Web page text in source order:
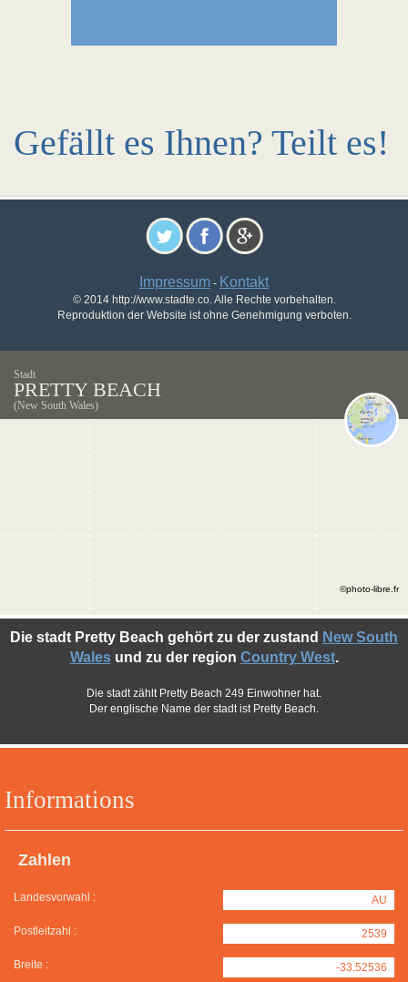
Gefällt es Ihnen? Teilt es!
Impressum - Kontakt
© 2014 http://www.stadte.co. Alle Rechte vorbehalten.
Reproduktion der Website ist ohne Genehmigung verboten.
Stadt
PRETTY BEACH
(New South Wales)
Informations
Zahlen
Landesvorwahl : AU
Postleitzahl : 2539
Breite : -33.52536
Die stadt Pretty Beach gehört zu der zustand New South
Walesund zu der region Country West.
Die stadt zählt Pretty Beach 249 Einwohner hat.
Der englische Name der stadt ist Pretty Beach.
©photo-libre.fr